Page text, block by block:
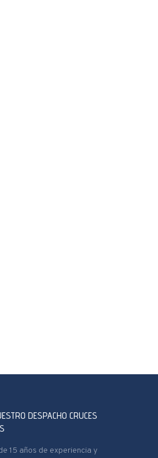
DESPACHO CRUCES
15 años de experiencia y